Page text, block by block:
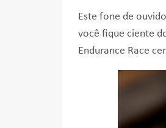
Este fone de
você fique ciente
Endurance Race